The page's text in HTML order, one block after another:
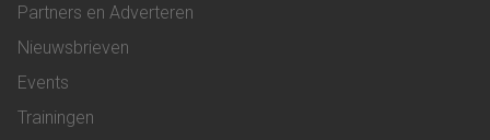
Partners en Adverteren
Nieuwsbrieven
Events
Trainingen